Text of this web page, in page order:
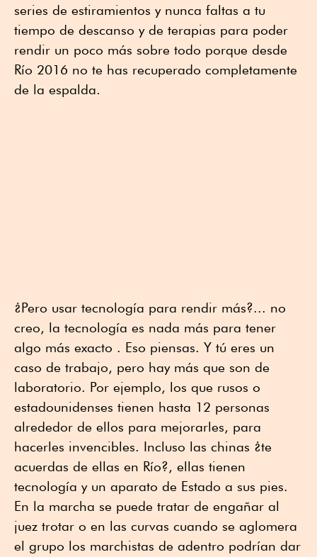
series de estiramientos y nunca faltas a tu
tiempo de descanso y de terapias para poder
rendir un poco más sobre todo porque desde
Río 2016 no te has recuperado completamente
de la espalda.
¿Pero usar tecnología para rendir más?... no
creo, la tecnología es nada más para tener
algo más exacto . Eso piensas. Y tú eres un
caso de trabajo, pero hay más que son de
laboratorio. Por ejemplo, los que rusos o
estadounidenses tienen hasta 12 personas
alrededor de ellos para mejorarles, para
hacerles invencibles. Incluso las chinas ¿te
acuerdas de ellas en Río?, ellas tienen
tecnología y un aparato de Estado a sus pies.
En la marcha se puede tratar de engañar al
juez trotar o en las curvas cuando se aglomera
el grupo los marchistas de adentro podrían dar